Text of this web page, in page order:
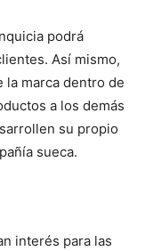
podrá
Así mismo,
marca dentro de
a los demás
su propio
sueca.
interés para las